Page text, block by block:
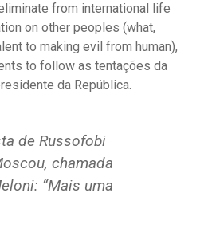
from international life
on other peoples (what,
to making evil from human),
to follow as tentações da
da República.
de Russofobi
chamada
“Mais uma